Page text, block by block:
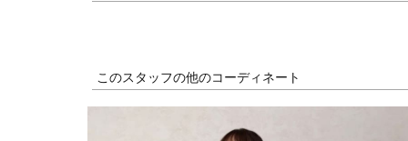
このスタッフの他のコーディネート